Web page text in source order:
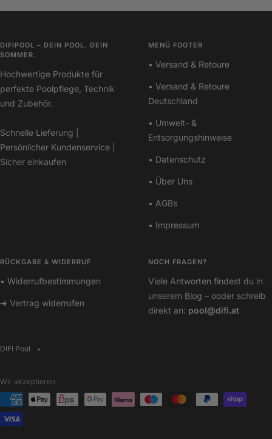
DIFIPOOL – DEIN POOL. DEIN
SOMMER.
Hochwertige Produkte für
perfekte Poolpflege, Technik
und Zubehör.
Schnelle Lieferung |
Persönlicher Kundenservice |
Sicher einkaufen
MENÜ FOOTER
• Versand & Retoure
• Versand & Retoure
Deutschland
• Umwelt- &
Entsorgungshinweise
• Datenschutz
• Über Uns
• AGBs
• Impressum
RÜCKGABE & WIDERRUF
• Widerrufbestimmungen
➜ Vertrag widerrufen
NOCH FRAGEN?
Viele Antworten findest du in
unserem Blog – ooder schreib
direkt an: pool@difi.at
DIFI Pool
Wir akzeptieren